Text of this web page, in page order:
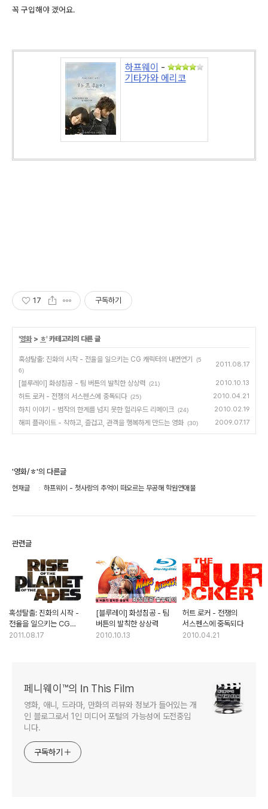
꼭 구입해야 겠어요.
하프웨이 -
기타가와 에리코
17 구독하기
'영화> ㅎ' 카테고리의 다른 글
혹성탈출: 진화의 시작 - 전율을 일으키는 CG 캐릭터의 내면연기
(5
6)
2011.08.17
[블루레이] 화성침공 - 팀 버튼의 발칙한 상상력 (21) 2010.10.13
허트 로커 - 전쟁의 서스펜스에 중독되다 (25) 2010.04.21
하치 이야기 - 범작의 한계를 넘지 못한 헐리우드 리메이크 (24) 2010.02.19
해피 플라이트 - 착하고, 즐겁고, 관객을 행복하게 만드는 영화 (30) 2009.07.17
'영화/ㅎ'의 다른글
현재글 하프웨이 - 첫사랑의 추억이 떠오르는 무공해 학원연애물
관련글
혹성탈출: 진화의 시작 -
전율을 일으키는 CG
캐릭터의 내면연기
2011.08.17
[블루레이] 화성침공 - 팀
버튼의 발칙한 상상력
2010.10.13
허트 로커 - 전쟁의
서스펜스에 중독되다
2010.04.21
페니웨이™의 In This Film
영화, 애니, 드라마, 만화의 리뷰와 정보가 들어있는 개
인 블로그로서 1인 미디어 포털의 가능성에 도전중입
니다.
구독하기